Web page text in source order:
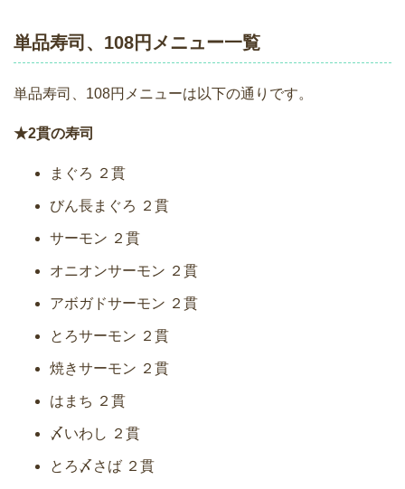
単品寿司、108円メニュー一覧
単品寿司、108円メニューは以下の通りです。
★2貫の寿司
まぐろ ２貫
びん長まぐろ ２貫
サーモン ２貫
オニオンサーモン ２貫
アボガドサーモン ２貫
とろサーモン ２貫
焼きサーモン ２貫
はまち ２貫
〆いわし ２貫
とろ〆さば ２貫